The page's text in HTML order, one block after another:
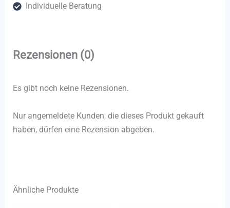
Individuelle Beratung
Rezensionen (0)
Es gibt noch keine Rezensionen.
Nur angemeldete Kunden, die dieses Produkt gekauft
haben, dürfen eine Rezension abgeben.
Ähnliche Produkte